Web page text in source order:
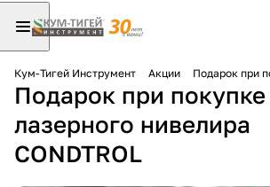
Кум-Тигей Инструмент Акции Подарок при
Подарок при покупке
лазерного нивелира
CONDTROL
Для клиентов всех банков
Разбейте
оплату
на части